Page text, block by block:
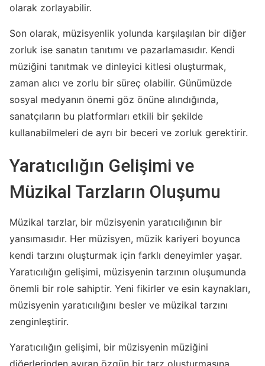
olarak zorlayabilir.
Son olarak, müzisyenlik yolunda karşılaşılan bir diğer
zorluk ise sanatın tanıtımı ve pazarlamasıdır. Kendi
müziğini tanıtmak ve dinleyici kitlesi oluşturmak,
zaman alıcı ve zorlu bir süreç olabilir. Günümüzde
sosyal medyanın önemi göz önüne alındığında,
sanatçıların bu platformları etkili bir şekilde
kullanabilmeleri de ayrı bir beceri ve zorluk gerektirir.
Yaratıcılığın Gelişimi ve
Müzikal Tarzların Oluşumu
Müzikal tarzlar, bir müzisyenin yaratıcılığının bir
yansımasıdır. Her müzisyen, müzik kariyeri boyunca
kendi tarzını oluşturmak için farklı deneyimler yaşar.
Yaratıcılığın gelişimi, müzisyenin tarzının oluşumunda
önemli bir role sahiptir. Yeni fikirler ve esin kaynakları,
müzisyenin yaratıcılığını besler ve müzikal tarzını
zenginleştirir.
Yaratıcılığın gelişimi, bir müzisyenin müziğini
diğerlerinden ayıran özgün bir tarz oluşturmasına